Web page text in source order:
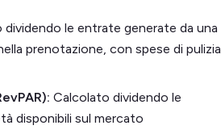
dividendo le entrate generate da una
prenotazione, con spese di pulizia
Calcolato dividendo le
disponibili sul mercato